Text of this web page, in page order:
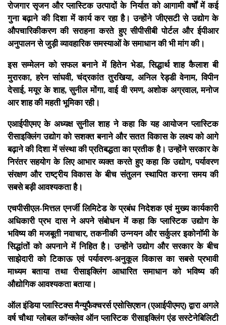
रोजगार सृजन और प्लास्टिक उत्पादों के निर्यात को आगामी वर्षों में कई
गुना बढ़ाने की दिशा में कार्य कर रहा है। उन्होंने जीएसटी से उद्योग के
औपचारिकीकरण की सराहना करते हुए सीपीसीबी पोर्टल और ईपीआर
अनुपालन से जुड़ी व्यावहारिक समस्याओं के समाधान की भी मांग की।
इस सम्मेलन को सफल बनाने में हितेन भेडा, सिद्धार्थ शाह कैलाश बी
मुरारका, हरेन सांघवी, चंद्रकांत तुरखिया, अनिल रेड्डी वेनाम, विपीन
देसाई, मयूर के शाह, सुनील मोंगा, वाई वी रमण, अशोक अग्रवाल, मनोज
आर शाह की महती भूमिका रही।
एआईपीएमए के अध्यक्ष सुनील शाह ने कहा कि यह आयोजन प्लास्टिक
रीसाइक्लिंग उद्योग को सशक्त बनाने और सतत विकास के लक्ष्य को आगे
बढ़ाने की दिशा में संस्था की प्रतिबद्धता का प्रतीक है। उन्होंने सरकार के
निरंतर सहयोग के लिए आभार व्यक्त करते हुए कहा कि उद्योग, पर्यावरण
संरक्षण और राष्ट्रीय विकास के बीच संतुलन स्थापित करना समय की
सबसे बड़ी आवश्यकता है।
एचपीसीएल-मित्तल एनर्जी लिमिटेड के प्रबंध निदेशक एवं मुख्य कार्यकारी
अधिकारी प्रभ दास ने अपने संबोधन में कहा कि प्लास्टिक उद्योग के
भविष्य की मजबूती नवाचार, तकनीकी उन्नयन और सर्कुलर इकोनॉमी के
सिद्धांतों को अपनाने में निहित है। उन्होंने उद्योग और सरकार के बीच
साझेदारी को टिकाऊ एवं पर्यावरण-अनुकूल विकास का सबसे प्रभावी
माध्यम बताया तथा रीसाइक्लिंग आधारित समाधान को भविष्य की
औद्योगिक आवश्यकता बताया।
ऑल इंडिया प्लास्टिक्स मैन्युफैक्चरर्स एसोसिएशन (एआईपीएमए) द्वारा अगले
वर्ष चौथा ग्लोबल कॉन्क्लेव ऑन प्लास्टिक रीसाइक्लिंग एंड सस्टेनेबिलिटी